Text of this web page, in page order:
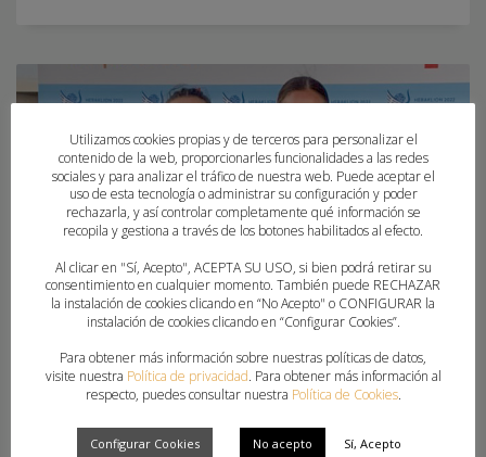
Utilizamos cookies propias y de terceros para personalizar el
contenido de la web, proporcionarles funcionalidades a las redes
sociales y para analizar el tráfico de nuestra web. Puede aceptar el
uso de esta tecnología o administrar su configuración y poder
rechazarla, y así controlar completamente qué información se
recopila y gestiona a través de los botones habilitados al efecto.
Al clicar en "Sí, Acepto", ACEPTA SU USO, si bien podrá retirar su
consentimiento en cualquier momento. También puede RECHAZAR
la instalación de cookies clicando en “No Acepto" o CONFIGURAR la
instalación de cookies clicando en “Configurar Cookies”.
Para obtener más información sobre nuestras políticas de datos,
visite nuestra Política de privacidad. Para obtener más información al
respecto, puedes consultar nuestra Política de Cookies.
Configurar Cookies No acepto Sí, Acepto